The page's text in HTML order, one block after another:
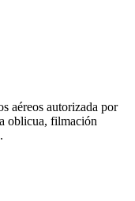
aéreos autorizada por
oblicua, filmación